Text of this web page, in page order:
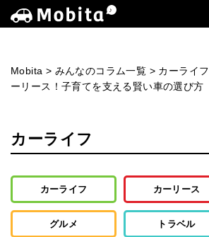
Mobita > みんなのコラム一覧 > カーライフ
ーリース！子育てを支える賢い車の選び方
カーライフ
カーライフ カーリース
グルメ トラベル